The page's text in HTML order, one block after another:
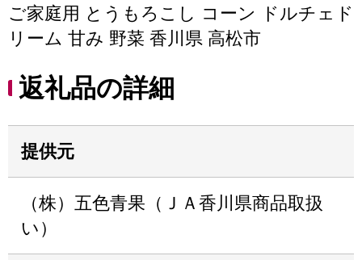
ご家庭用 とうもろこし コーン ドルチェド
リーム 甘み 野菜 香川県 高松市
返礼品の詳細
提供元
（株）五色青果（ＪＡ香川県商品取扱
い）